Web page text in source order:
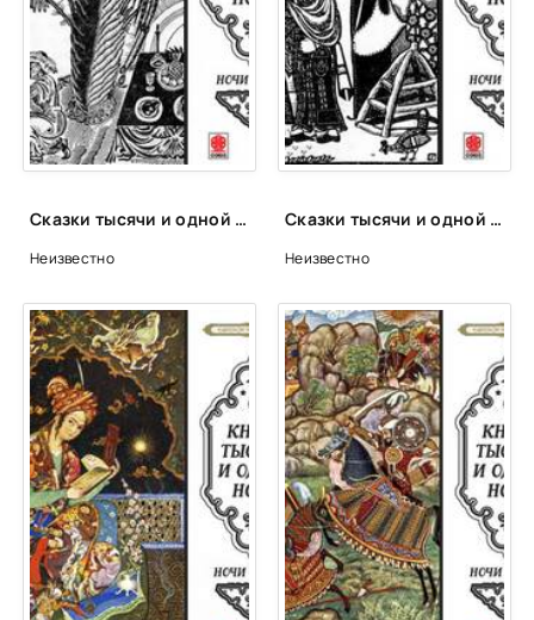
Сказки тысячи и одной ночи. Ночи 561-611
Неизвестно
Сказки тысячи и одной ночи. Ночи 663-713
Неизвестно